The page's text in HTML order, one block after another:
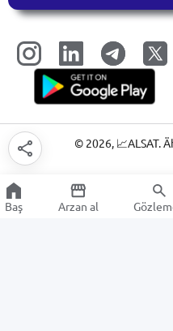
© 2026, 📈ALSAT.
Baş Arzan al